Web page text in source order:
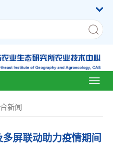
新闻
屏联动助力疫情期间